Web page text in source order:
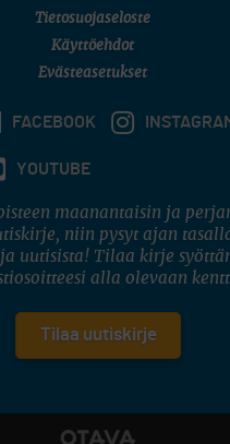
Tietosuojaseloste
Käyttöehdot
Evästeasetukset
FACEBOOK
YOUTUBE
maanantaisin ja
niin pysyt ajan
uutisista! Tilaa kirje
alla olevaan
Tilaa uutiskirje